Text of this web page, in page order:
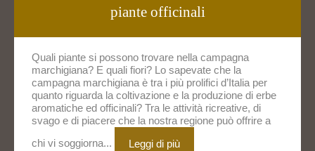
piante officinali
Quali piante si possono trovare nella campagna
marchigiana? E quali fiori? Lo sapevate che la
campagna marchigiana è tra i più prolifici d’Italia per
quanto riguarda la coltivazione e la produzione di erbe
aromatiche ed officinali? Tra le attività ricreative, di
svago e di piacere che la nostra regione può offrire a
chi vi soggiorna...
Leggi di più